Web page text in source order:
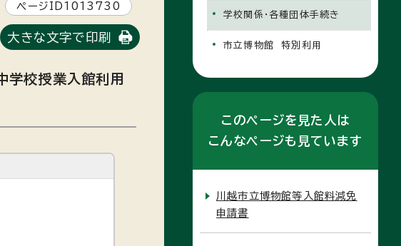
ページID1013730
大きな文字で印刷
学校授業入館利用
学校関係・各種団体手続き
市立博物館 特別利用
このページを見た人は
こんなページも見ています
川越市立博物館等入館料減免
申請書